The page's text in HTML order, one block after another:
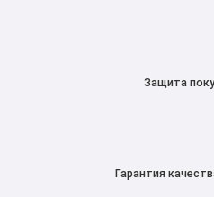
Защита
Гарантия